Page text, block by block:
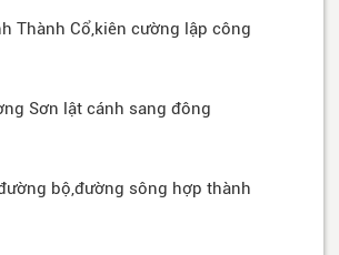
Thành Cổ,kiên cường lập công
Sơn lật cánh sang đông
bộ,đường sông hợp thành